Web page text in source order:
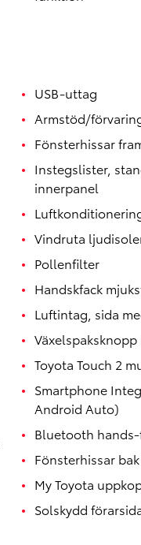
USB-uttag
Armstöd/
Fönsterhissar
Instegslister,
innerpanel
Vindruta
Pollenfilter
Handskfack
Luftintag, sida
Toyota Touch 2
Smartphone
Android Auto)
Bluetooth
Fönsterhissar
My Toyota
Solskydd